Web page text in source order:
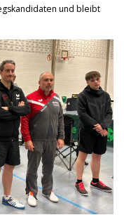
und bleibt